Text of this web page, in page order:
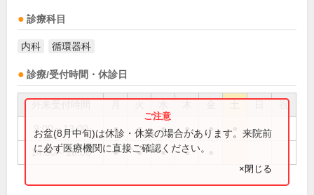
診療科目
内科 循環器科
診療/受付時間・休診日
祝
9:00～13:00 ● ● ● ● ●
14:00～18:00 ● ● ● ●
お盆(8月中旬)は休診・休業の場合があります。来院前
に必ず医療機関に直接ご確認ください。
×閉じる